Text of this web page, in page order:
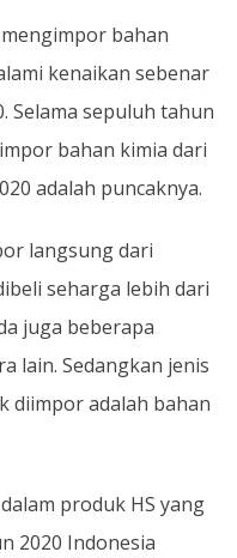
bahan
kenaikan sebenar
Selama sepuluh tahun
bahan kimia dari
adalah puncaknya.
langsung dari
seharga lebih dari
juga beberapa
lain. Sedangkan jenis
diimpor adalah bahan
produk HS yang
2020 Indonesia